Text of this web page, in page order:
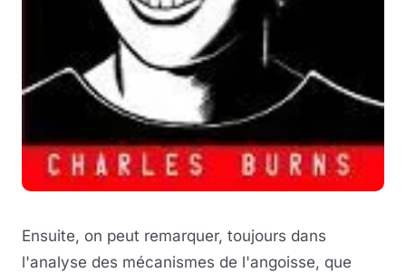
Ensuite, on peut remarquer, toujours dans
l'analyse des mécanismes de l'angoisse, que